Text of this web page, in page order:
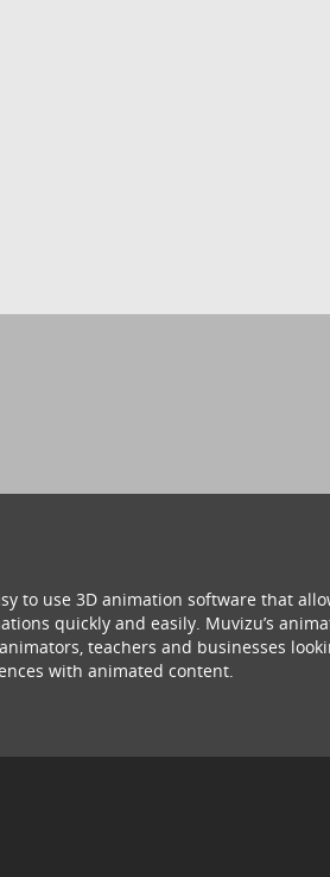
to use 3D animation software that
quickly and easily. Muvizu’s
teachers and businesses
with animated content.